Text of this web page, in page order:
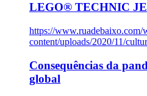
LEGO® TECHNIC
https://www.ruadebaixo.com/
content/uploads/2020/11/
Consequências da
global